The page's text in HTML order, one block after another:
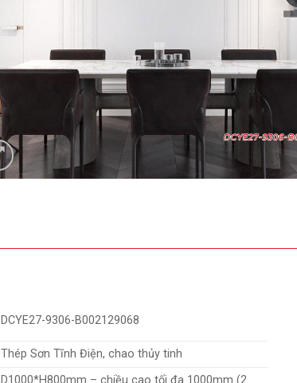
DCYE27-9306-B002129068
Thép Sơn Tĩnh Điện, chao thủy tinh
D1000*H800mm – chiều cao tối đa 1000mm (2